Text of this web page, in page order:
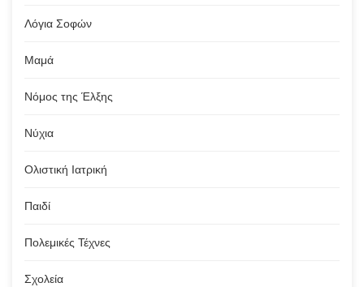
Λόγια Σοφών
Μαμά
Νόμος της Έλξης
Νύχια
Ολιστική Ιατρική
Παιδί
Πολεμικές Τέχνες
Σχολεία